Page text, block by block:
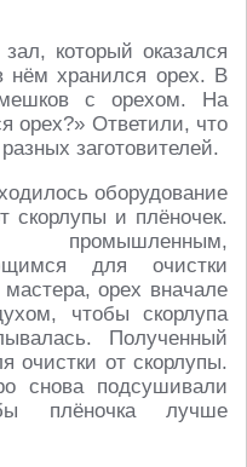
который оказался
нём хранился орех. В
с орехом. На
орех?» Ответили, что
заготовителей.
оборудование
скорлупы и плёночек.
промышленным,
для очистки
орех вначале
чтобы скорлупа
Полученный
очистки от скорлупы.
снова подсушивали
плёночка лучше